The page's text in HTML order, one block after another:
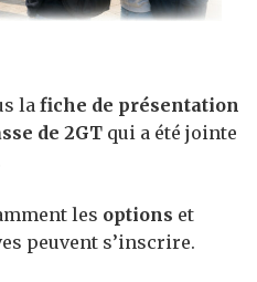
la fiche de présentation
de 2GT qui a été jointe
les options et
peuvent s’inscrire.